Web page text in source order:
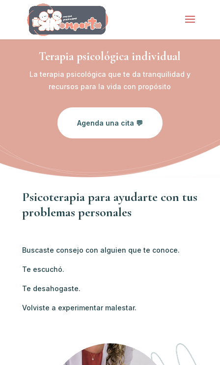
Terapia psicológica individual
La terapia psicológica que te da tranquilidad y
recursos para la vida con propósito
Agenda una cita 💬
Psicoterapia para ayudarte con tus
problemas personales
Buscaste consejo con alguien que te conoce.
Te escuchó.
Te desahogaste.
Volviste a experimentar malestar.